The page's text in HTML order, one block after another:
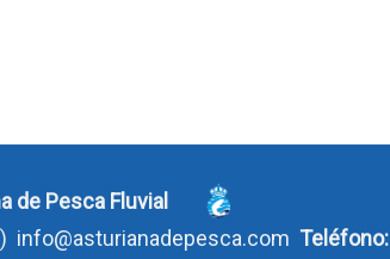
de Pesca Fluvial
info@asturianadepesca.com Teléfono: